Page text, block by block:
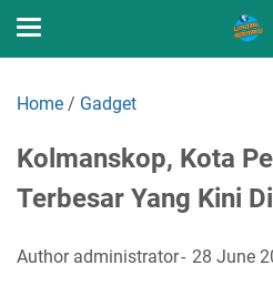
Home / Gadget
Kolmanskop, Kota
Terbesar Yang Kini
Author administrator 28 June